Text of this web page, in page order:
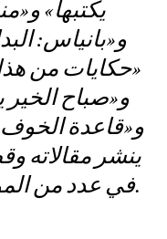
يكتبها»
و«بانياس:
ينشر مقالاته
في عدد من المواقع والصحف والمجلات.